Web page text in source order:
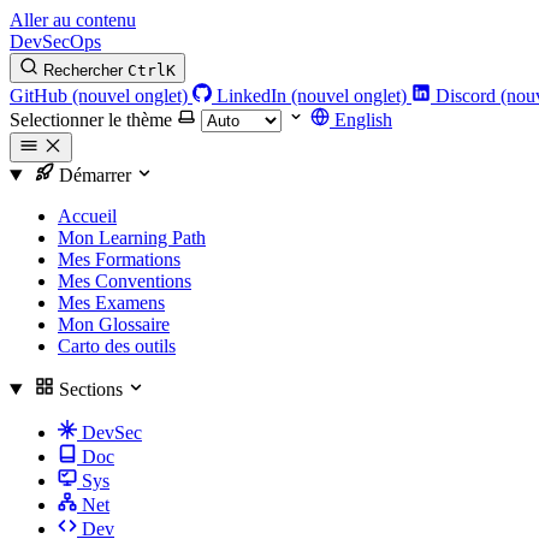
Aller au contenu
DevSecOps
Rechercher CtrlK
GitHub (nouvel onglet) LinkedIn (nouvel onglet) Discord
Selectionner le thème
English
Démarrer
Accueil
Mon Learning Path
Mes Formations
Mes Conventions
Mes Examens
Mon Glossaire
Carto des outils
Sections
DevSec
Doc
Sys
Net
Dev